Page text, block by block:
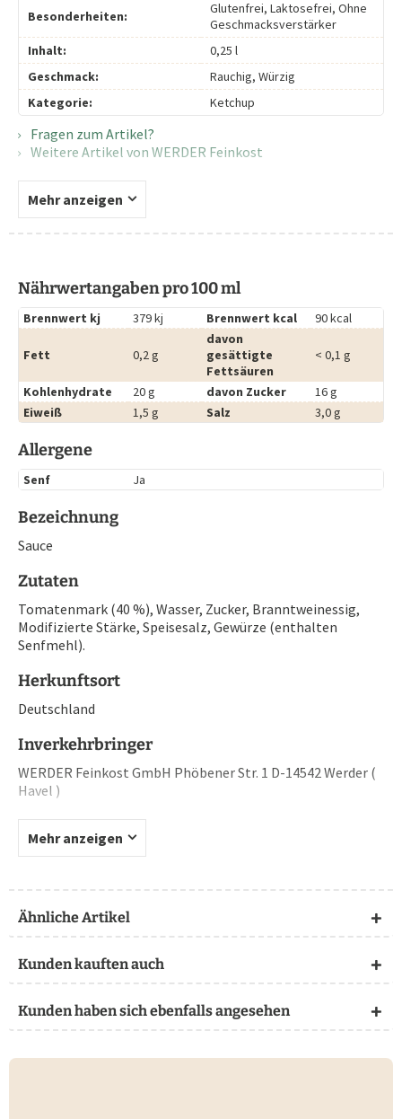
Besonderheiten:
Glutenfrei, Laktosefrei, Ohne
Geschmacksverstärker
Inhalt:
0,25 l
Geschmack:
Rauchig, Würzig
Kategorie:
Ketchup
Fragen zum Artikel?
Weitere Artikel von WERDER Feinkost
Mehr anzeigen
Nährwertangaben pro 100 ml
Brennwert kj 379 kj Brennwert kcal 90 kcal
Fett 0,2 g
davon
gesättigte
Fettsäuren
< 0,1 g
Kohlenhydrate 20 g davon Zucker
16 g
Eiweiß
1,5 g Salz 3,0 g
Allergene
Senf Ja
Bezeichnung
Sauce
Zutaten
Tomatenmark (40 %), Wasser, Zucker, Branntweinessig,
Modifizierte Stärke, Speisesalz, Gewürze (enthalten
Senfmehl).
Herkunftsort
Deutschland
Inverkehrbringer
WERDER Feinkost GmbH Phöbener Str. 1 D-14542 Werder (
Havel )
Mehr anzeigen
Ähnliche Artikel
Kunden kauften auch
Kunden haben sich ebenfalls angesehen